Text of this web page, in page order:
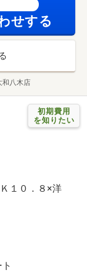
せする
八木店
初期費用
を知りたい
１０．８×洋